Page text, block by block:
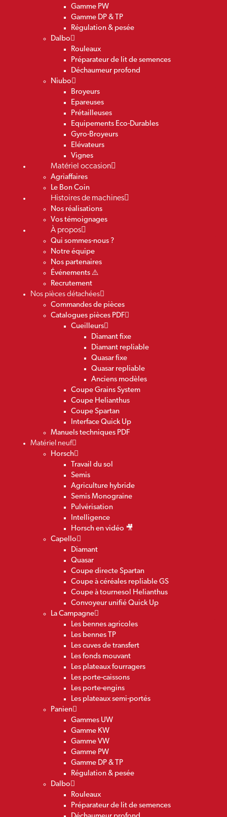
Gamme PW
Gamme DP & TP
Régulation & pesée
Dalbo
Rouleaux
Préparateur de lit de semences
Déchaumeur profond
Niubo
Broyeurs
Epareuses
Prétailleuses
Equipements Eco-Durables
Gyro-Broyeurs
Elévateurs
Vignes
Matériel occasion
Agriaffaires
Le Bon Coin
Histoires de machines
Nos réalisations
Vos témoignages
À propos
Qui sommes-nous ?
Notre équipe
Nos partenaires
Événements ⚠️
Recrutement
Nos pièces détachées
Commandes de pièces
Catalogues pièces PDF
Cueilleurs
Diamant fixe
Diamant repliable
Quasar fixe
Quasar repliable
Anciens modèles
Coupe Grains System
Coupe Helianthus
Coupe Spartan
Interface Quick Up
Manuels techniques PDF
Matériel neuf
Horsch
Travail du sol
Semis
Agriculture hybride
Semis Monograine
Pulvérisation
Intelligence
Horsch en vidéo 🎥
Capello
Diamant
Quasar
Coupe directe Spartan
Coupe à céréales repliable GS
Coupe à tournesol Helianthus
Convoyeur unifié Quick Up
La Campagne
Les bennes agricoles
Les bennes TP
Les cuves de transfert
Les fonds mouvant
Les plateaux fourragers
Les porte-caissons
Les porte-engins
Les plateaux semi-portés
Panien
Gammes UW
Gamme KW
Gamme VW
Gamme PW
Gamme DP & TP
Régulation & pesée
Dalbo
Rouleaux
Préparateur de lit de semences